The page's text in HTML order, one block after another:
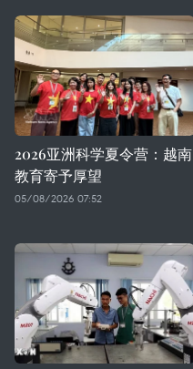
2026亚洲科学夏令营：越南
教育寄予厚望
05/08/2026 07:52